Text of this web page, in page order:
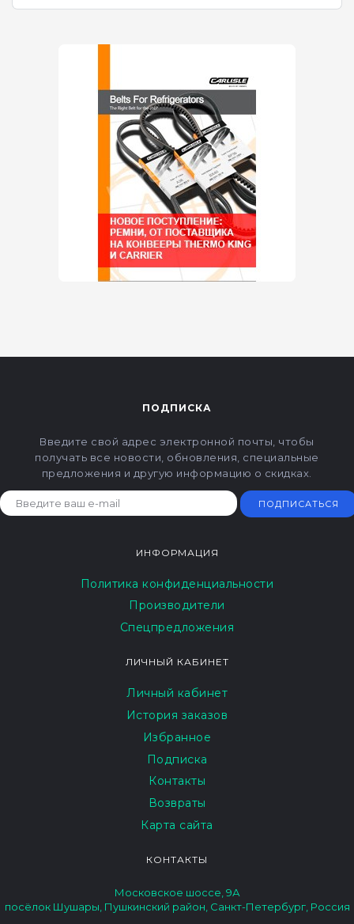
ПОДПИСКА
Введите свой адрес электронной почты, чтобы
получать все новости, обновления, специальные
предложения и другую информацию о скидках.
ПОДПИСАТЬСЯ
ИНФОРМАЦИЯ
Политика конфиденциальности
Производители
Спецпредложения
ЛИЧНЫЙ КАБИНЕТ
Личный кабинет
История заказов
Избранное
Подписка
Контакты
Возвраты
Карта сайта
КОНТАКТЫ
Московское шоссе, 9А
посёлок Шушары, Пушкинский район, Санкт-Петербург, Россия